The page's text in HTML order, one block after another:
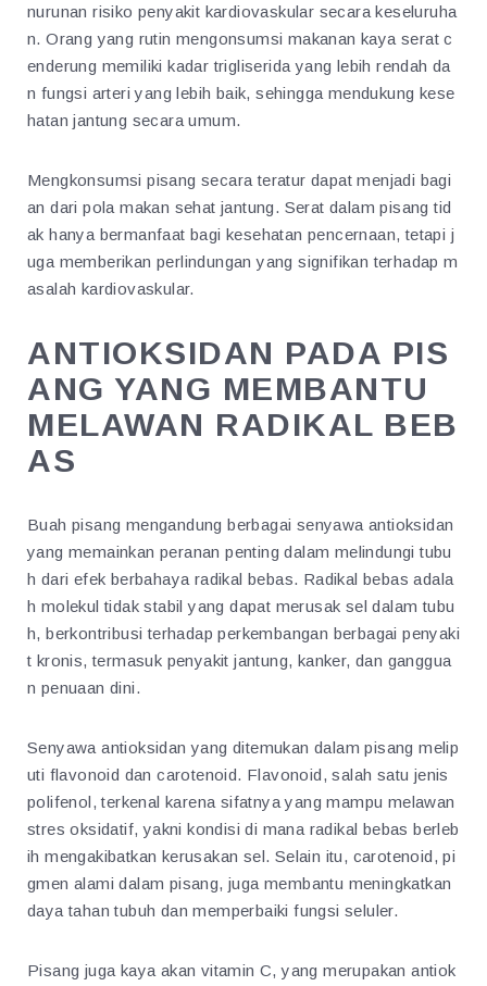
nurunan risiko penyakit kardiovaskular secara keseluruha
n. Orang yang rutin mengonsumsi makanan kaya serat c
enderung memiliki kadar trigliserida yang lebih rendah da
n fungsi arteri yang lebih baik, sehingga mendukung kese
hatan jantung secara umum.
Mengkonsumsi pisang secara teratur dapat menjadi bagi
an dari pola makan sehat jantung. Serat dalam pisang tid
ak hanya bermanfaat bagi kesehatan pencernaan, tetapi j
uga memberikan perlindungan yang signifikan terhadap m
asalah kardiovaskular.
ANTIOKSIDAN PADA PIS
ANG YANG MEMBANTU
MELAWAN RADIKAL BEB
AS
Buah pisang mengandung berbagai senyawa antioksidan
yang memainkan peranan penting dalam melindungi tubu
h dari efek berbahaya radikal bebas. Radikal bebas adala
h molekul tidak stabil yang dapat merusak sel dalam tubu
h, berkontribusi terhadap perkembangan berbagai penyaki
t kronis, termasuk penyakit jantung, kanker, dan ganggua
n penuaan dini.
Senyawa antioksidan yang ditemukan dalam pisang melip
uti flavonoid dan carotenoid. Flavonoid, salah satu jenis
polifenol, terkenal karena sifatnya yang mampu melawan
stres oksidatif, yakni kondisi di mana radikal bebas berleb
ih mengakibatkan kerusakan sel. Selain itu, carotenoid, pi
gmen alami dalam pisang, juga membantu meningkatkan
daya tahan tubuh dan memperbaiki fungsi seluler.
Pisang juga kaya akan vitamin C, yang merupakan antiok